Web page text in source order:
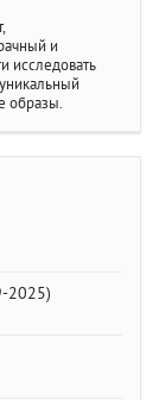
и
исследовать
образы.
2025)